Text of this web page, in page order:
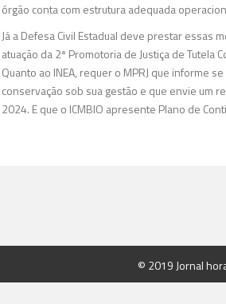
órgão conta com estrutura adequada
Já a Defesa Civil Estadual deve prestar
atuação da 2ª Promotoria de Justiça de Tutela
Quanto ao INEA, requer o MPRJ que informe
conservação sob sua gestão e que envie um
2024. E que o ICMBIO apresente Plano de
© 2019 Jornal